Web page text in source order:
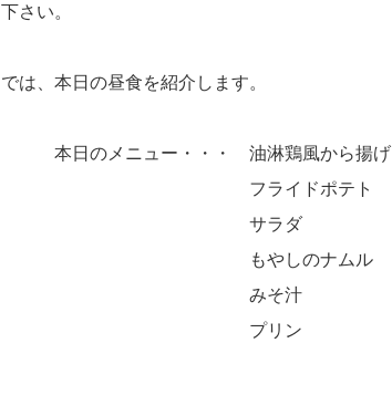
下さい。
では、本日の昼食を紹介します。
本日のメニュー・・・ 油淋鶏風から揚げ
フライドポテト
サラダ
もやしのナムル
みそ汁
プリン